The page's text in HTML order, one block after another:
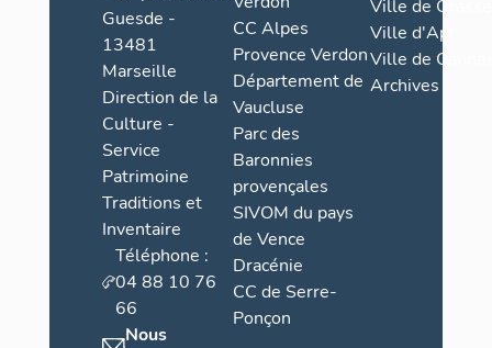
Guesde -
13481
Marseille
Direction de la
Culture -
Service
Patrimoine
Traditions et
Inventaire
Téléphone :
04 88 10 76
66
Nous
CC Alpes
Provence Verdon
Département de
Vaucluse
Parc des
Baronnies
provençales
SIVOM du pays
de Vence
Dracénie
CC de Serre-
Ponçon
Ville de Grasse
Ville d'Apt
Ville de
Archives